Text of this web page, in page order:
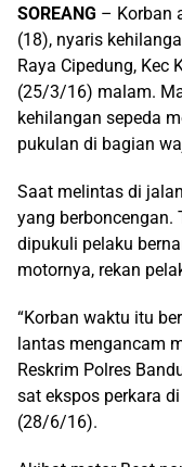
SOREANG – Korban
(18), nyaris
Raya Cipedung, Kec
(25/3/16) malam.
kehilangan sepeda
pukulan di bagian
Saat melintas di
yang berboncengan.
dipukuli pelaku
motornya, rekan
“Korban waktu itu
lantas mengancam
Reskrim Polres
sat ekspos perkara
(28/6/16).